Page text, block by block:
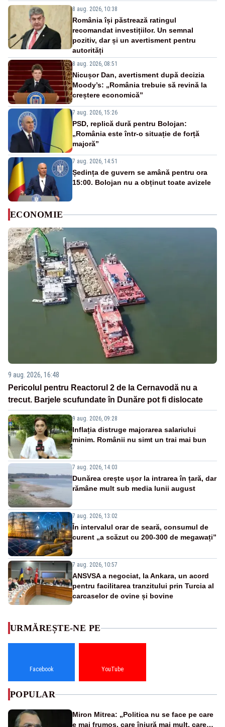
8 aug. 2026, 10:38
România își păstrează ratingul
recomandat investițiilor. Un semnal
pozitiv, dar și un avertisment pentru
autorități
8 aug. 2026, 08:51
Nicușor Dan, avertisment după decizia
Moody’s: „România trebuie să revină la
creștere economică”
7 aug. 2026, 15:26
PSD, replică dură pentru Bolojan:
„România este într-o situație de forță
majoră”
7 aug. 2026, 14:51
Ședința de guvern se amână pentru ora
15:00. Bolojan nu a obținut toate avizele
ECONOMIE
9 aug. 2026, 16:48
Pericolul pentru Reactorul 2 de la Cernavodă nu a
trecut. Barjele scufundate în Dunăre pot fi dislocate
9 aug. 2026, 09:28
Inflația distruge majorarea salariului
minim. Românii nu simt un trai mai bun
7 aug. 2026, 14:03
Dunărea crește ușor la intrarea în țară, dar
rămâne mult sub media lunii august
7 aug. 2026, 13:02
În intervalul orar de seară, consumul de
curent „a scăzut cu 200-300 de megawați”
7 aug. 2026, 10:57
ANSVSA a negociat, la Ankara, un acord
pentru facilitarea tranzitului prin Turcia al
carcaselor de ovine și bovine
URMĂREȘTE-NE PE
Facebook YouTube
POPULAR
Miron Mitrea: „Politica nu se face pe care
e mai frumos, care înjură mai mult, care